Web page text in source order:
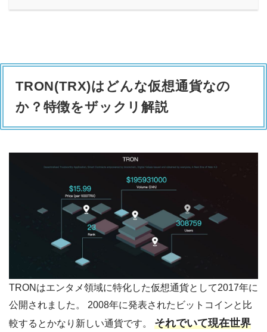
TRON(TRX)はどんな仮想通貨なの
か？特徴をザックリ解説
TRONはエンタメ領域に特化した仮想通貨として2017年に
公開されました。 2008年に発表されたビットコインと比
較するとかなり新しい通貨です。 それでいて現在世界